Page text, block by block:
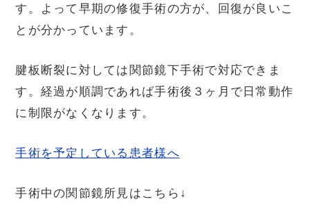
す。よって早期の修復手術の方が、回復が良いこ
とが分かっています。
腱板断裂に対しては関節鏡下手術で対応できま
す。経過が順調であれば手術後３ヶ月で日常動作
に制限がなくなります。
手術を予定している患者様へ
手術中の関節鏡所見はこちら↓